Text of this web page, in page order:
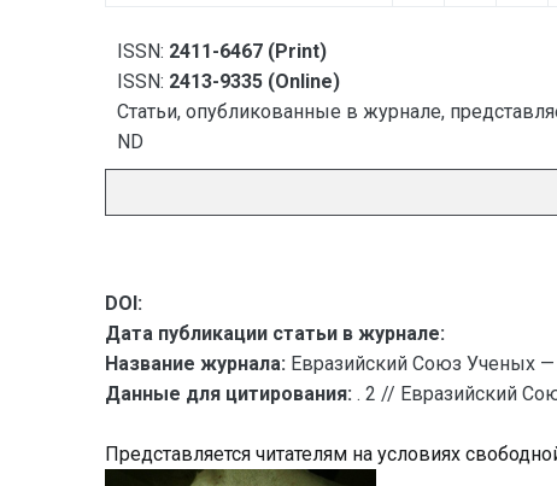
ISSN: 2411-6467 (Print)
ISSN: 2413-9335 (Online)
Статьи, опубликованные в журнале,
ND
DOI:
Дата публикации статьи в журнале:
Название журнала: Евразийский Союз Ученых
Данные для цитирования: . 2 // Евразийский
Представляется читателям на условиях